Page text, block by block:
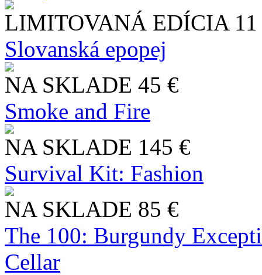
LIMITOVANÁ EDÍCIA
Slo​vanská epopej
NA SKLADE 45 €
Smoke and Fire
NA SKLADE 145 €
Survival Kit: Fashion
NA SKLADE 85 €
The 100: Burgundy
Cellar